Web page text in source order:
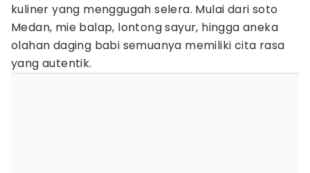
kuliner yang menggugah selera. Mulai dari soto
Medan, mie balap, lontong sayur, hingga aneka
olahan daging babi semuanya memiliki cita rasa
yang autentik.